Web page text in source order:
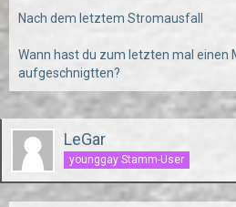
Nach dem letztem Stromausfall
Wann hast du zum letzten mal einen
aufgeschnigtten?
LeGar
younggay Stamm-User